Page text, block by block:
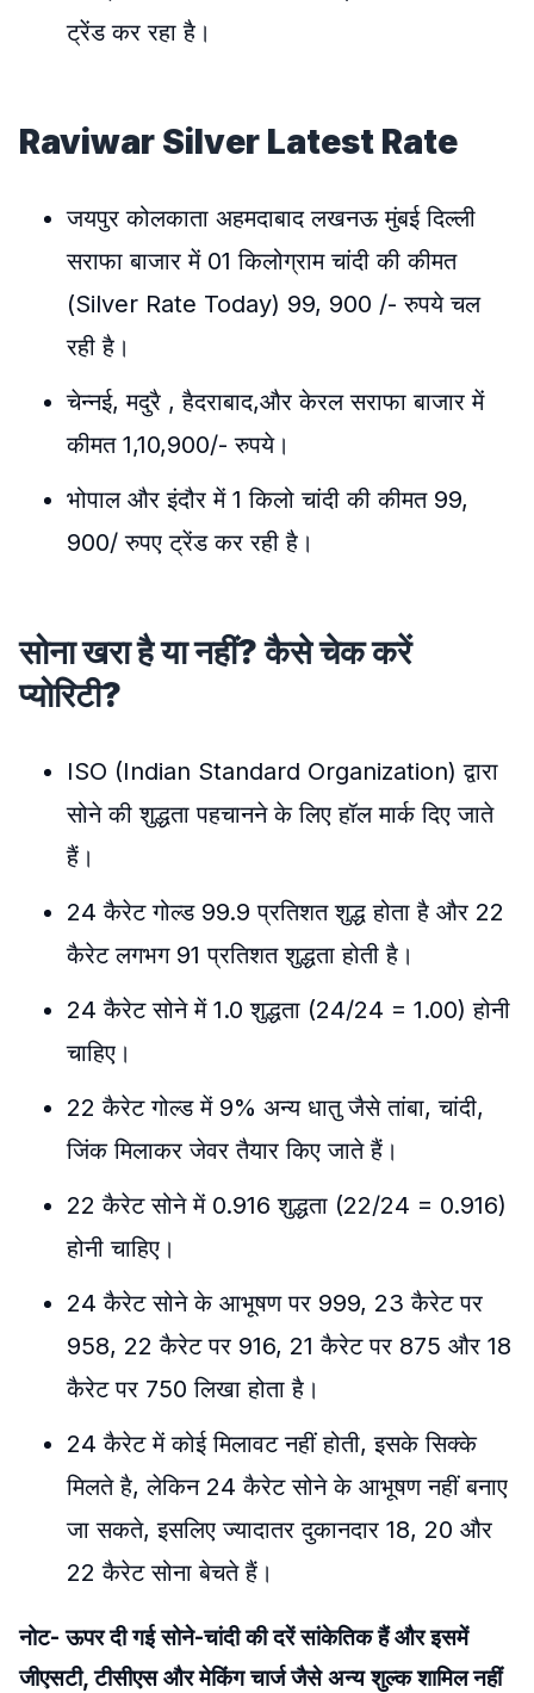
ट्रेंड कर रहा है।
Raviwar Silver Latest Rate
जयपुर कोलकाता अहमदाबाद लखनऊ मुंबई दिल्ली
सराफा बाजार में 01 किलोग्राम चांदी की कीमत
(Silver Rate Today) 99, 900 /- रुपये चल
रही है।
चेन्नई, मदुरै , हैदराबाद,और केरल सराफा बाजार में
कीमत 1,10,900/- रुपये।
भोपाल और इंदौर में 1 किलो चांदी की कीमत 99,
900/ रुपए ट्रेंड कर रही है।
सोना खरा है या नहीं? कैसे चेक करें
प्योरिटी?
ISO (Indian Standard Organization) द्वारा
सोने की शुद्धता पहचानने के लिए हॉल मार्क दिए जाते
हैं।
24 कैरेट गोल्ड 99.9 प्रतिशत शुद्ध होता है और 22
कैरेट लगभग 91 प्रतिशत शुद्धता होती है।
24 कैरेट सोने में 1.0 शुद्धता (24/24 = 1.00) होनी
चाहिए।
22 कैरेट गोल्ड में 9% अन्य धातु जैसे तांबा, चांदी,
जिंक मिलाकर जेवर तैयार किए जाते हैं।
22 कैरेट सोने में 0.916 शुद्धता (22/24 = 0.916)
होनी चाहिए।
24 कैरेट सोने के आभूषण पर 999, 23 कैरेट पर
958, 22 कैरेट पर 916, 21 कैरेट पर 875 और 18
कैरेट पर 750 लिखा होता है।
24 कैरेट में कोई मिलावट नहीं होती, इसके सिक्के
मिलते है, लेकिन 24 कैरेट सोने के आभूषण नहीं बनाए
जा सकते, इसलिए ज्यादातर दुकानदार 18, 20 और
22 कैरेट सोना बेचते हैं।
नोट- ऊपर दी गई सोने-चांदी की दरें सांकेतिक हैं और इसमें
जीएसटी, टीसीएस और मेकिंग चार्ज जैसे अन्य शुल्क शामिल नहीं